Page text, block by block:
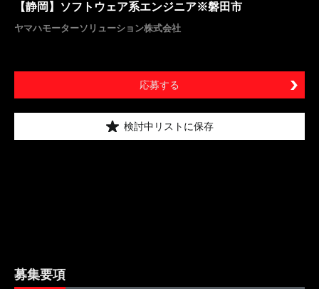
【静岡】ソフトウェア系エンジニア※磐田市
ヤマハモーターソリューション株式会社
応募する
検討中リストに保存
募集要項